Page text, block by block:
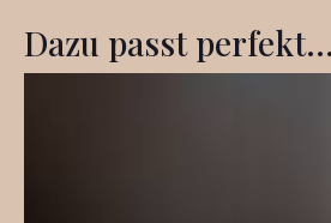
Dazu passt perfekt...